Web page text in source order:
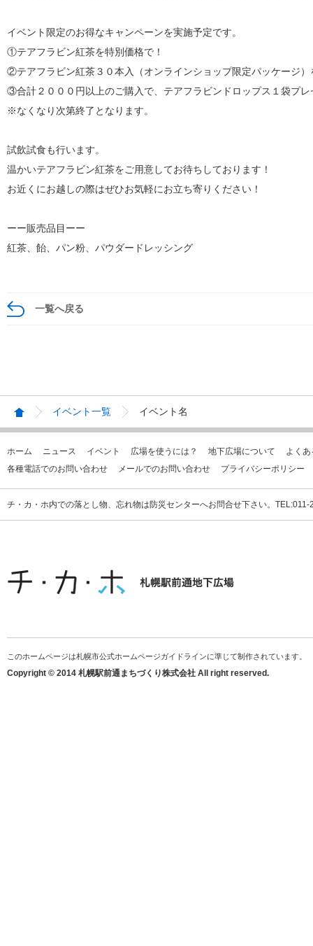
イベント限定のお得なキャンペーンを実施予定です。
①テアフラビン紅茶を特別価格で！
②テアフラビン紅茶３０本入（オンラインショップ限定パッケージ）
③合計２０００円以上のご購入で、テアフラビンドロップス１袋プレ
※なくなり次第終了となります。
試飲試食も行います。
温かいテアフラビン紅茶をご用意してお待ちしております！
お近くにお越しの際はぜひお気軽にお立ち寄りください！
ーー販売品目ーー
紅茶、飴、パン粉、パウダードレッシング
一覧へ戻る
イベント一覧 イベント名
ホーム ニュース イベント 広場を使うには？ 地下広場について
よく
各種電話でのお問い合わせ
メールでのお問い合わせ プライバシーポリシー
チ・カ・ホ内での落とし物、忘れ物は防災センターへお問合せ下さい。
このホームページは札幌市公式ホームページガイドラインに準じて制作されています。
Copyright © 2014 札幌駅前通まちづくり株式会社 All right reserved.